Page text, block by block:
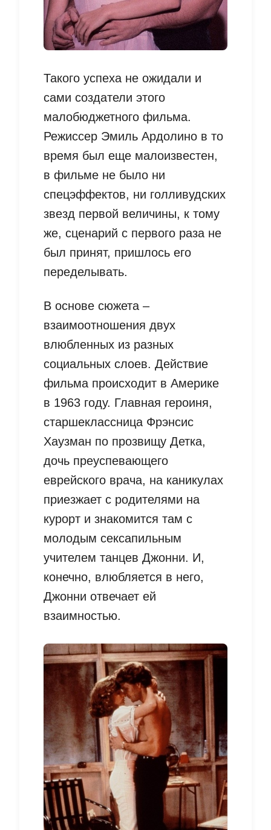
Такого успеха не ожидали и
сами создатели этого
малобюджетного фильма.
Режиссер Эмиль Ардолино в то
время был еще малоизвестен,
в фильме не было ни
спецэффектов, ни голливудских
звезд первой величины, к тому
же, сценарий c первого раза не
был принят, пришлось его
переделывать.
В основе сюжета –
взаимоотношения двух
влюбленных из разных
социальных слоев. Действие
фильма происходит в Америке
в 1963 году. Главная героиня,
старшеклассница Фрэнсис
Хаузман по прозвищу Детка,
дочь преуспевающего
еврейского врача, на каникулах
приезжает с родителями на
курорт и знакомится там с
молодым сексапильным
учителем танцев Джонни. И,
конечно, влюбляется в него,
Джонни отвечает ей
взаимностью.